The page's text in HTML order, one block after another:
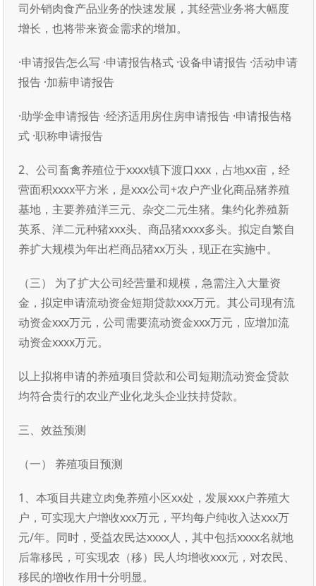
司外销肉食产品业务的快速发展，其经营业务将大幅度
增长，也将带来资金需求的增加。
·申请报告怎么写 ·申请报告格式 ·设备申请报告 ·活动申请
报告 ·加薪申请报告
·助学金申请报告 ·经济适用房住房申请报告 ·申请报告格
式 ·职称申请报告
2、公司畜禽养殖位于xxxx镇下渡口xxx，占地xx亩，经
营面积xxxx平方米，是xxx公司+农户产业化商品猪养殖
基地，主要养殖洋三元、杂交二元生猪。集约化养殖新
英系、洋二元种猪xxx头、商品猪xxxx多头。拟定自繁自
养扩大规模为年出栏商品猪xx万头，现正在实施中。
（三） 为了扩大公司经营量和规模，急需注入大量资
金，拟定申请流动资金短期贷款xxx万元。其公司现有流
动资金xxx万元，公司需要流动资金xxx万元，应增加流
动资金xxxx万元。
以上拟将申请的养殖项目贷款和公司短期流动资金贷款
均符合贵行的农业产业化龙头企业扶持贷款。
三、效益预测
（一） 养殖项目预测
1、本项目共建立肉兔养殖小区xx处，发展xxx户养殖大
户，可实现大户增收xxx万元，平均每户纯收入达xxx万
元/年。同时，受益农民达xxxx人，其中包括xxxx名就地
后靠移民，可实现农（移）民人均增收xxx元，对农民、
移民的增收作用十分明显。